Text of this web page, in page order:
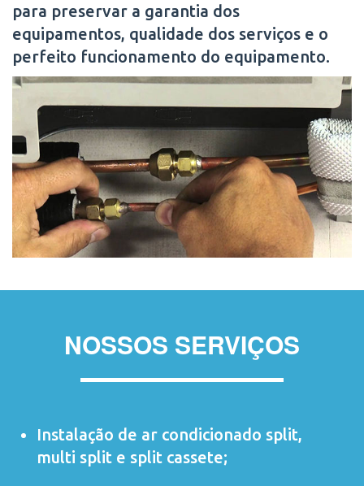
para preservar a garantia dos
equipamentos, qualidade dos serviços e o
perfeito funcionamento do equipamento.
NOSSOS SERVIÇOS
Instalação de ar condicionado split,
multi split e split cassete;